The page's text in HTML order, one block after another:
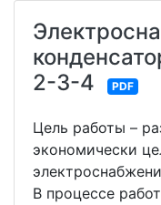
2-3-4
PDF
Цель работы –
экономически
В процессе